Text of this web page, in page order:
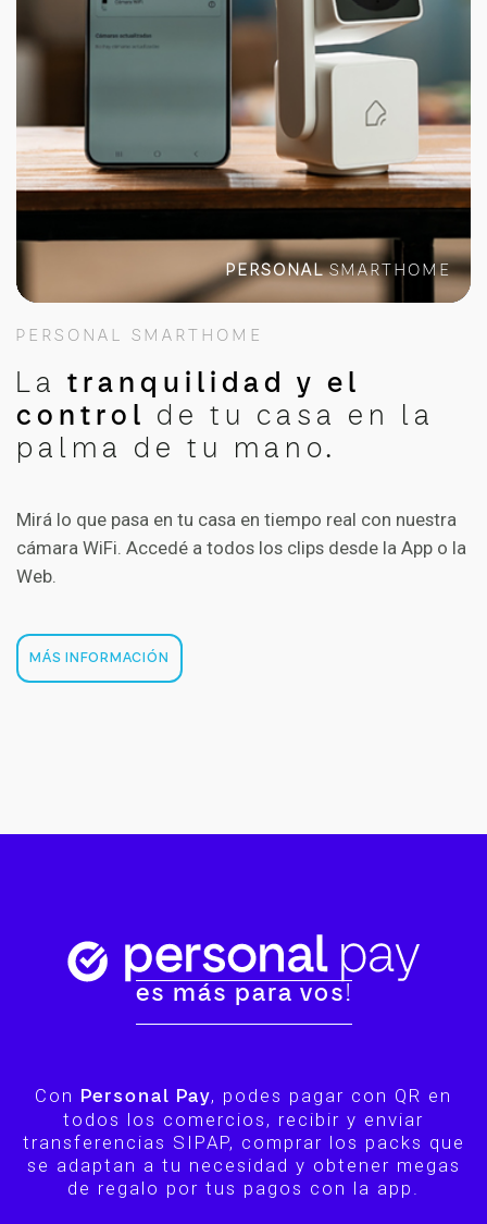
PERSONALSMARTHOME
PERSONAL SMARTHOME
La tranquilidad y el
control
de tu casa en la
palma de tu mano.
Mirá lo que pasa en tu casa en tiempo real con nuestra
cámara WiFi. Accedé a todos los clips desde la App o la
Web.
MÁS INFORMACIÓN
es más para vos!
Con Personal Pay, podes pagar con QR en
todos los comercios, recibir y enviar
transferencias SIPAP, comprar los packs que
se adaptan a tu necesidad y obtener megas
de regalo por tus pagos con la app.